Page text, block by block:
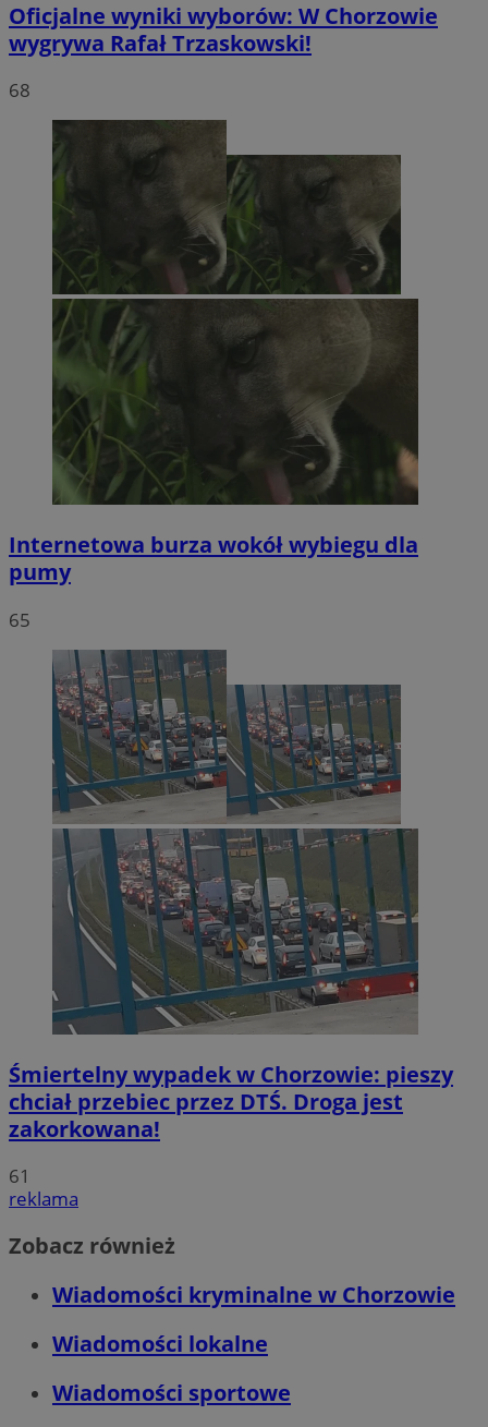
Oficjalne wyniki wyborów: W Chorzowie
wygrywa Rafał Trzaskowski!
68
Internetowa burza wokół wybiegu dla
pumy
65
Śmiertelny wypadek w Chorzowie: pieszy
chciał przebiec przez DTŚ. Droga jest
zakorkowana!
61
reklama
Zobacz również
Wiadomości kryminalne w Chorzowie
Wiadomości lokalne
Wiadomości sportowe